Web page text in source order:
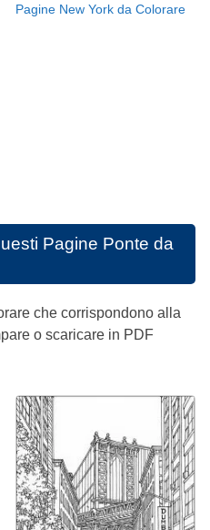
Pagine New York da Colorare
Pagine Ponte da
che corrispondono alla
o scaricare in PDF